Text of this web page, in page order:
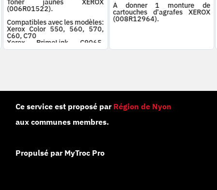
(006R01522).
Compatibles avec les modèles:
Xerox Color 550, 560, 570,
C60, C70
Xerox PrimeLink C9065,
C9070
À donner 1 monture de
cartouches d'agrafes XEROX
(008R12964).
Ce service est proposé par Région de Nyon
aux communes membres.
Propulsé par MyTroc Pro